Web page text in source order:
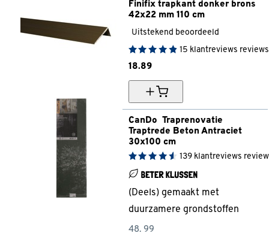
Finifix trapkant donker brons
42x22 mm 110 cm
Uitstekend beoordeeld
15 klantreviews reviews
18.89
CanDo  Traprenovatie
Traptrede Beton Antraciet
30x100 cm
139 klantreviews
(Deels) gemaakt met
duurzamere grondstoffen
48. 99